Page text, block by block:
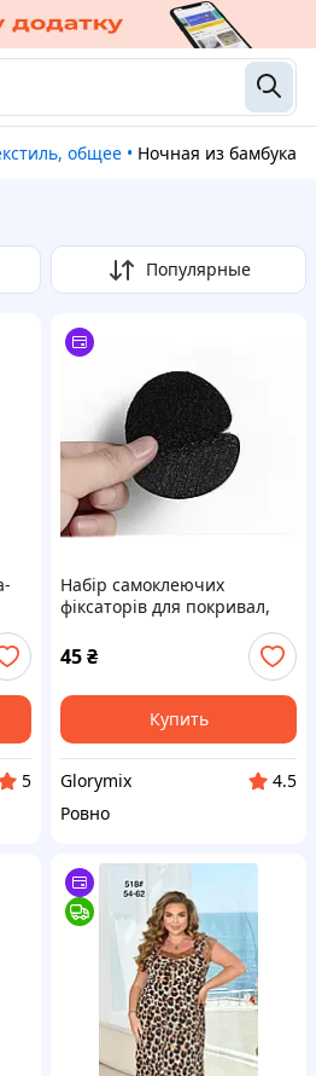
общее • Ночная из бамбука
Популярные
5
Набір самоклеючих
фіксаторів для покривал,
формі кола, чорний, 4 шт
45₴
Купить
Glorymix
4.5
Ровно